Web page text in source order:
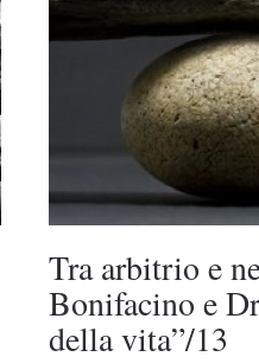
Tra arbitrio e
Bonifacino e
della vita”/13